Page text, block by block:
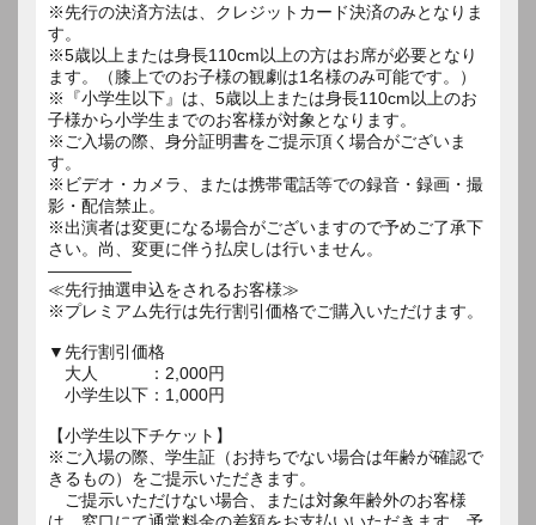
※先行の決済方法は、クレジットカード決済のみとなりま
す。
※5歳以上または身長110cm以上の方はお席が必要となり
ます。（膝上でのお子様の観劇は1名様のみ可能です。）
※『小学生以下』は、5歳以上または身長110cm以上のお
子様から小学生までのお客様が対象となります。
※ご入場の際、身分証明書をご提示頂く場合がございま
す。
※ビデオ・カメラ、または携帯電話等での録音・録画・撮
影・配信禁止。
※出演者は変更になる場合がございますので予めご了承下
さい。尚、変更に伴う払戻しは行いません。
―――――
≪先行抽選申込をされるお客様≫
※プレミアム先行は先行割引価格でご購入いただけます。
▼先行割引価格
大人 ：2,000円
小学生以下：1,000円
【小学生以下チケット】
※ご入場の際、学生証（お持ちでない場合は年齢が確認で
きるもの）をご提示いただきます。
ご提示いただけない場合、または対象年齢外のお客様